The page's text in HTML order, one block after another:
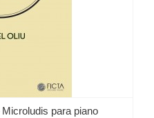
para piano